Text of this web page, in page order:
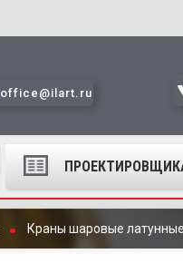
office@ilart.ru
Краны шаровые